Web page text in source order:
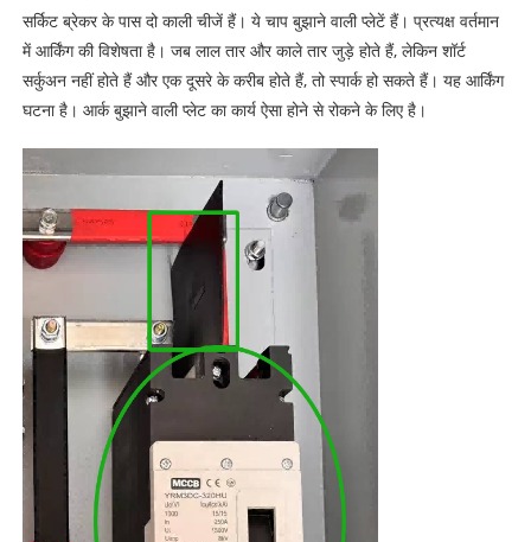
सर्किट ब्रेकर के पास दो काली चीजें हैं। ये चाप बुझाने वाली प्लेटें हैं। प्रत्यक्ष वर्तमान
में आर्किंग की विशेषता है। जब लाल तार और काले तार जुड़े होते हैं, लेकिन शॉर्ट
सर्कुअन नहीं होते हैं और एक दूसरे के करीब होते हैं, तो स्पार्क हो सकते हैं। यह आर्किंग
घटना है। आर्क बुझाने वाली प्लेट का कार्य ऐसा होने से रोकने के लिए है।